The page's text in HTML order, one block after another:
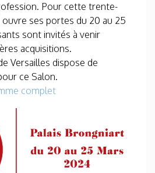
Pour cette trente-
ses portes du 20 au 25
sont invités à venir
acquisitions.
Versailles dispose de
ce Salon.
complet